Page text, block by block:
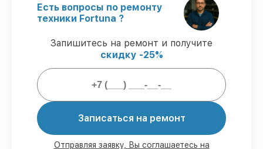
Гарантийное обслуживание– на все
ремонт и запчасти для тепловизоров
Fortuna предоставляется длительная
гарантия.
Мы гарантируем:
работ по ремонту выполняются с
возможностью присутствия владельца
90%
деталей Fortuna готовы к установке
в наших мастерских в Нижнем
Есть вопросы по ремонту
техники Fortuna ?
Запишитесь на ремонт и получите
скидку -25%
Записаться на ремонт
Отправляя заявку, Вы соглашаетесь на